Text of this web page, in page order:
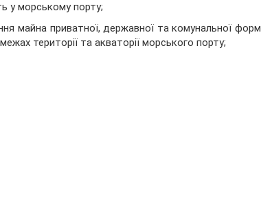
у морському порту;
майна приватної, державної та комунальної форм
території та акваторії морського порту;